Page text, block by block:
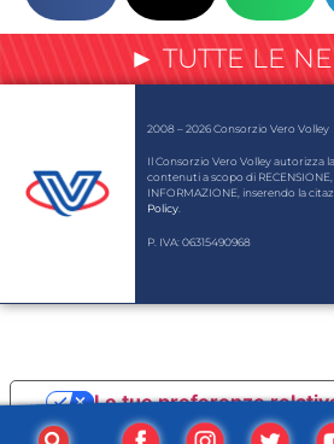
► TUTTE LE
2008 – 2026 Consorzio Vero Volley
Il Consorzio Vero Volley autorizza
contenuti a scopo di
INFORMAZIONE, inserendo la
Policy.
P. IVA: 06315490968
Le tue preferenze